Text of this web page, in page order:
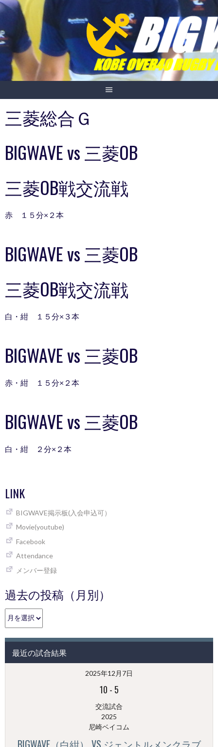
Skip
content
三菱総合Ｇ
BIGWAVE vs 三菱OB
三菱OB戦交流戦
赤 １５分×２本
BIGWAVE vs 三菱OB
三菱OB戦交流戦
白・紺 １５分×３本
BIGWAVE vs 三菱OB
赤・紺 １５分×２本
BIGWAVE vs 三菱OB
白・紺 ２分×２本
LINK
BIGWAVE掲示板(入会申込可）
Movie(youtube)
Facebook
Attendance
メンバー登録
過去の投稿（月別）
過
去
投
（月
最近の試合結果
2025年12月7日
10 - 5
交流試合
2025
尼崎ベイコム
BIGWAVE（白紺） VS ジェントルメンクラブ